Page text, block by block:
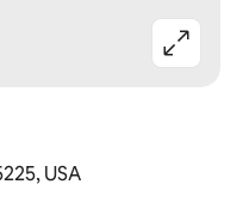
USA